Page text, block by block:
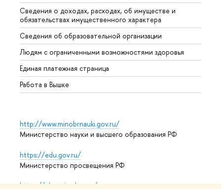
Сведения о доходах, расходах, об имуществе и
обязательствах имущественного характера
Сведения об образовательной организации
Людям с ограниченными возможностями здоровья
Единая платежная страница
Работа в Вышке
http://www.minobrnauki.gov.ru/
Министерство науки и высшего образования РФ
https://edu.gov.ru/
Министерство просвещения РФ
https://elearning.hse.ru/mooc